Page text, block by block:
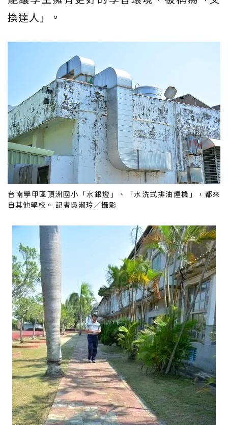
換達人」。
台南學甲區頂洲國小「水銀燈」、「水洗式排油煙機」，都來
自其他學校。 記者吳淑玲／攝影